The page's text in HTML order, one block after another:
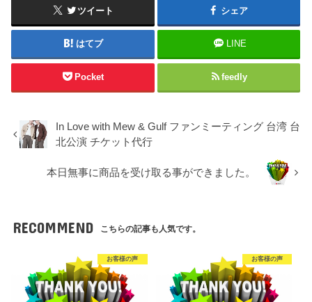
ツイート シェア
はてブ LINE
Pocket feedly
In Love with Mew & Gulf ファンミーティング 台湾 台
北公演 チケット代行
本日無事に商品を受け取る事ができました。
RECOMMEND こちらの記事も人気です。
お客様の声 お客様の声